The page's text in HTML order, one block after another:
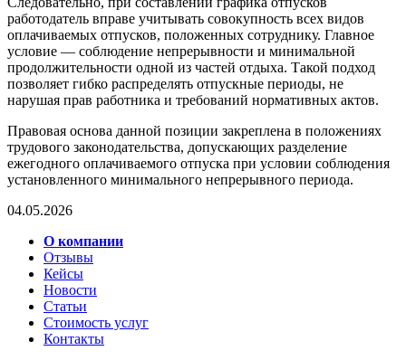
работодатель вправе учитывать совокупность всех видов
оплачиваемых отпусков, положенных сотруднику. Главное
условие — соблюдение непрерывности и минимальной
продолжительности одной из частей отдыха. Такой подход
позволяет гибко распределять отпускные периоды, не
нарушая прав работника и требований нормативных актов.
Правовая основа данной позиции закреплена в положениях
трудового законодательства, допускающих разделение
ежегодного оплачиваемого отпуска при условии соблюдения
установленного минимального непрерывного периода.
04.05.2026
О компании
Отзывы
Кейсы
Новости
Статьи
Стоимость услуг
Контакты